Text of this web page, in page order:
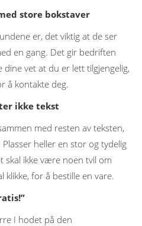
store bokstaver
er, det viktig at de ser
en gang. Det gir bedriften
vet at du er lett tilgjengelig,
å kontakte deg.
ikke tekst
med resten av teksten,
heller en stor og tydelig
skal ikke være noen tvil om
klikke, for å bestille en vare.
I hodet på den